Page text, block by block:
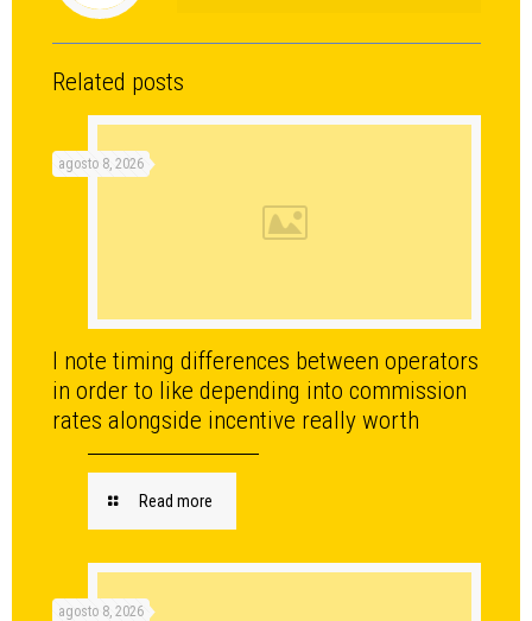
Related posts
agosto 8, 2026
I note timing differences between operators
in order to like depending into commission
rates alongside incentive really worth
Read more
agosto 8, 2026